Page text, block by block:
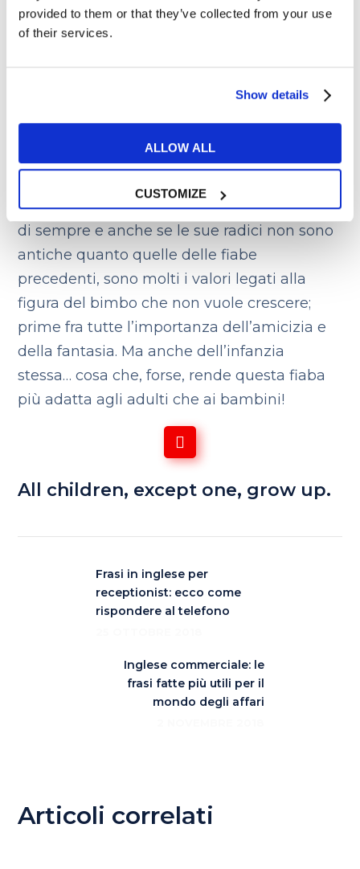
provided to them or that they’ve collected from your use
of their services.
Show details
ALLOW ALL
CUSTOMIZE
Peter Pan è un personaggio letterario nato
Barrie, nel 1902. Racconta le avventure di un
bambino che si rifiuta di crescere, può
volare e vive mille emozionanti avventure
Isola che non c’è.
lestorie per bambini in inglesepiù amate
di sempre e anche se le sue radici non sono
antiche quanto quelle delle fiabe
precedenti, sono molti i valori legati alla
figura del bimbo che non vuole crescere;
prime fra tutte l’importanza dell’amicizia e
della fantasia. Ma anche dell’infanzia
stessa… cosa che, forse, rende questa fiaba
più adatta agli adulti che ai bambini!
All children, except one, grow up.
Frasi in inglese per
receptionist: ecco come
rispondere al telefono
Inglese commerciale: le
frasi fatte più utili per il
mondo degli affari
Articoli correlati